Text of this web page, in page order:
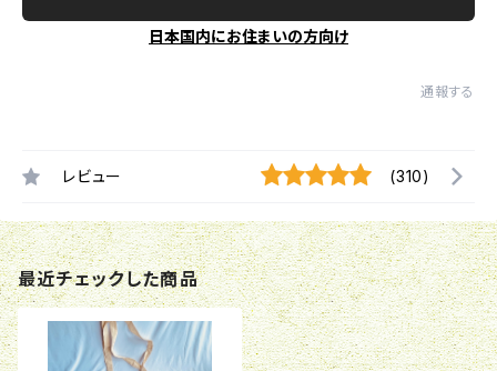
日本国内にお住まいの方向け
通報する
レビュー (310)
最近チェックした商品